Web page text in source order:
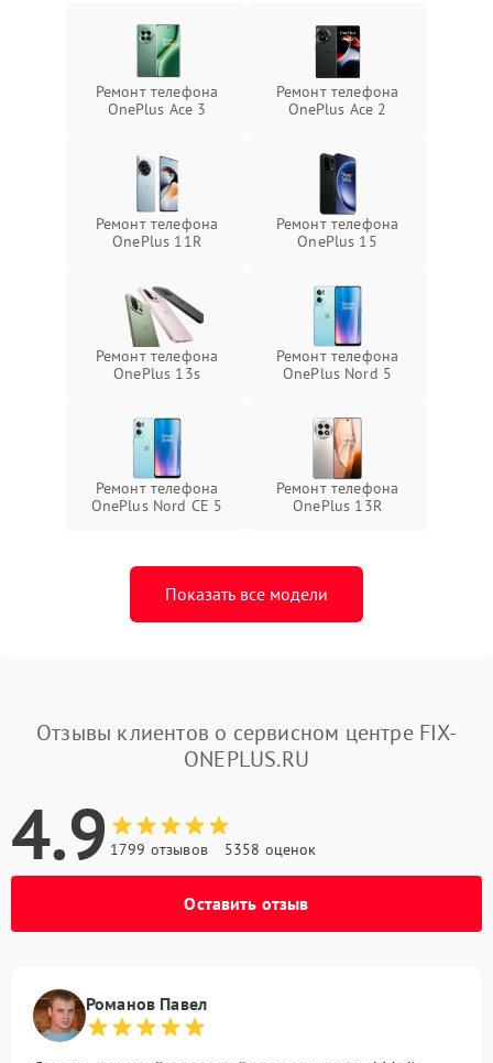
Ремонт телефона
OnePlus Ace 3
Ремонт телефона
OnePlus Ace 2
Ремонт телефона
OnePlus 11R
Ремонт телефона
OnePlus 15
Ремонт телефона
OnePlus 13s
Ремонт телефона
OnePlus Nord 5
Ремонт телефона
OnePlus Nord CE 5
Ремонт телефона
OnePlus 13R
Показать все модели
Отзывы клиентов о сервисном центре FIX-
ONEPLUS.RU
4.9 1799 отзывов 5358 оценок
Оставить отзыв
Романов Павел